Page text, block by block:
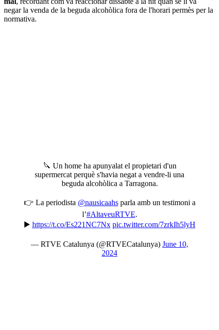
negar la venda de la beguda alcohòlica fora de l'horari permès per la
normativa.
🔪 Un home ha apunyalat el propietari d'un
supermercat perquè s'havia negat a vendre-li una
beguda alcohòlica a Tarragona.
👉 La periodista @nausicaahsparla amb un testimoni a
l’#AltaveuRTVE.
▶️ https://t.co/Es221NC7Nx pic.twitter.com/7zrkIh5lyH
— RTVE Catalunya (@RTVECatalunya) June 10,
2024